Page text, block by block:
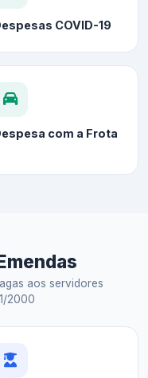
COVID-19
com a Frota
aos servidores
2000